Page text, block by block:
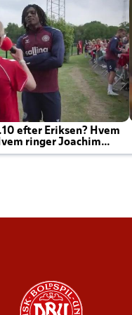
efter Eriksen? Hvem
ringer Joachim